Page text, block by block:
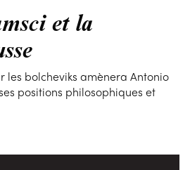
et la
les bolcheviks amènera Antonio
positions philosophiques et